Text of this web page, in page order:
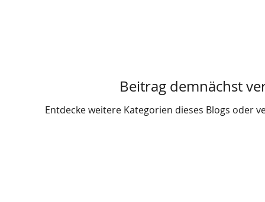
Beitrag demnächst
Entdecke weitere Kategorien dieses Blogs oder